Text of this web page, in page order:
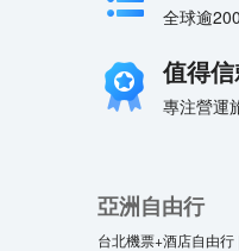
全球逾
值得
專注營運
亞洲自由行
台北機票+酒店自由行